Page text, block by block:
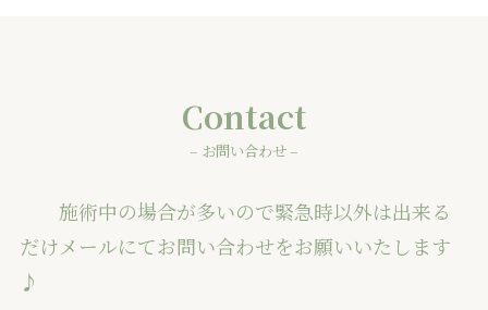
Contact
– お問い合わせ –
施術中の場合が多いので緊急時以外は出来る
だけメールにてお問い合わせをお願いいたします
♪